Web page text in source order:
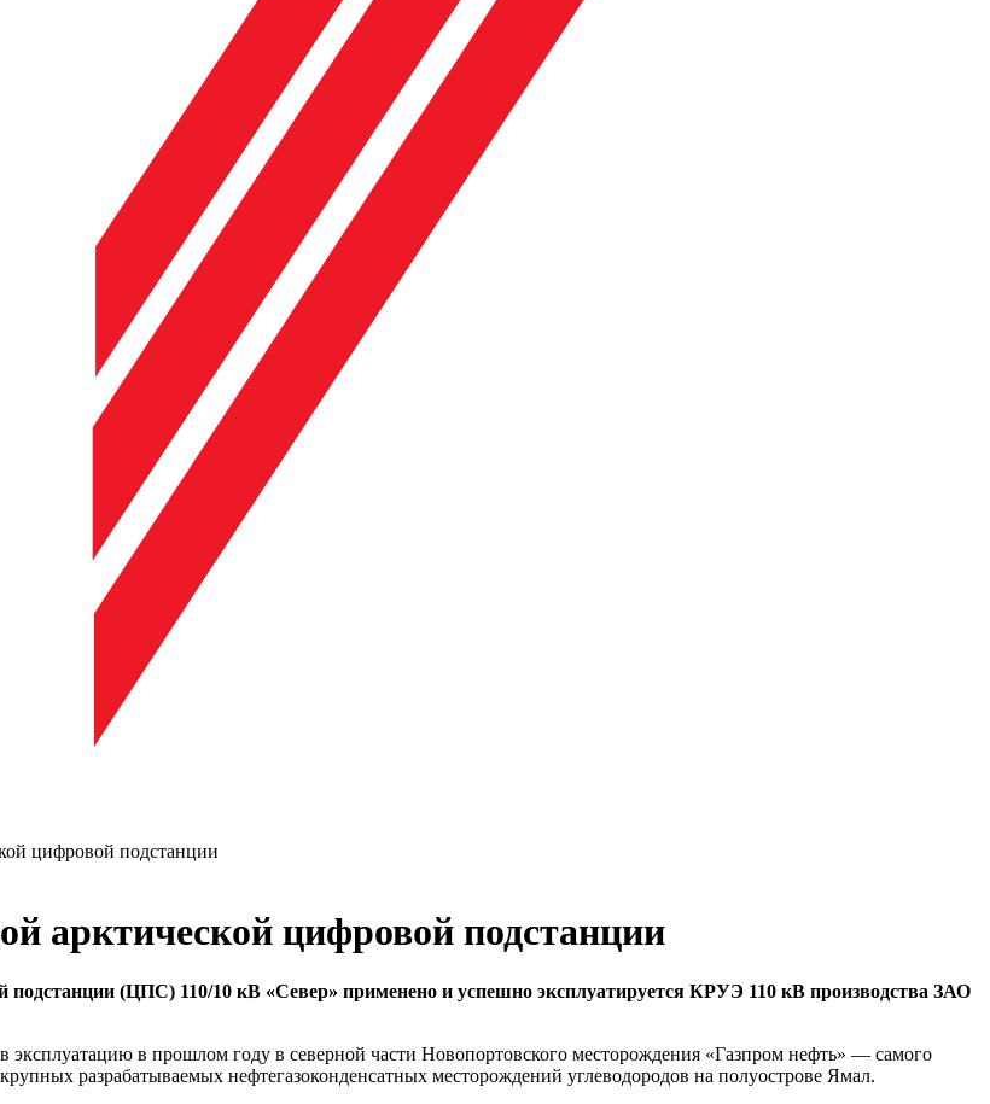
цифровой подстанции
арктической цифровой подстанции
(ЦПС) 110/10 кВ «Север» применено и успешно эксплуатируется КРУЭ 110 кВ производства ЗАО
в прошлом году в северной части Новопортовского месторождения «Газпром нефть» — самого
разрабатываемых нефтегазоконденсатных месторождений углеводородов на полуострове Ямал.